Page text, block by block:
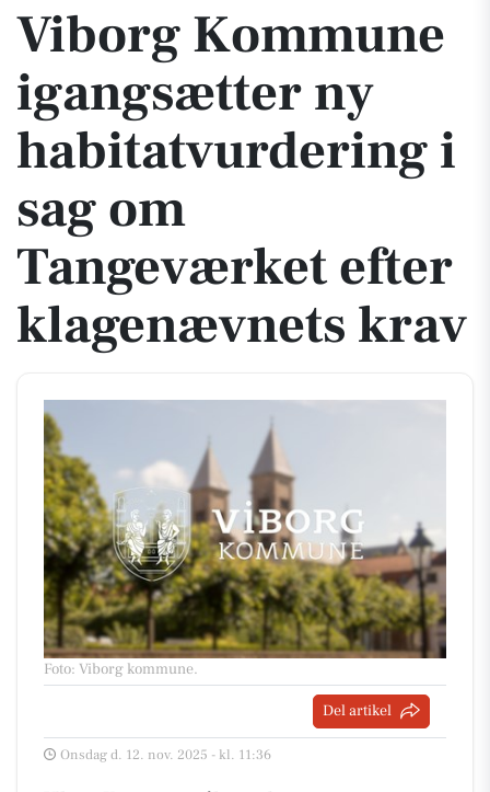
Viborg Kommune
igangsætter ny
habitatvurdering i
sag om
Tangeværket efter
klagenævnets krav
Foto: Viborg kommune.
Del artikel
Onsdag d. 12. nov. 2025 - kl. 11:36